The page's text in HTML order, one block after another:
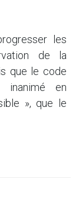
les
de la
que le code
inanimé en
», que le